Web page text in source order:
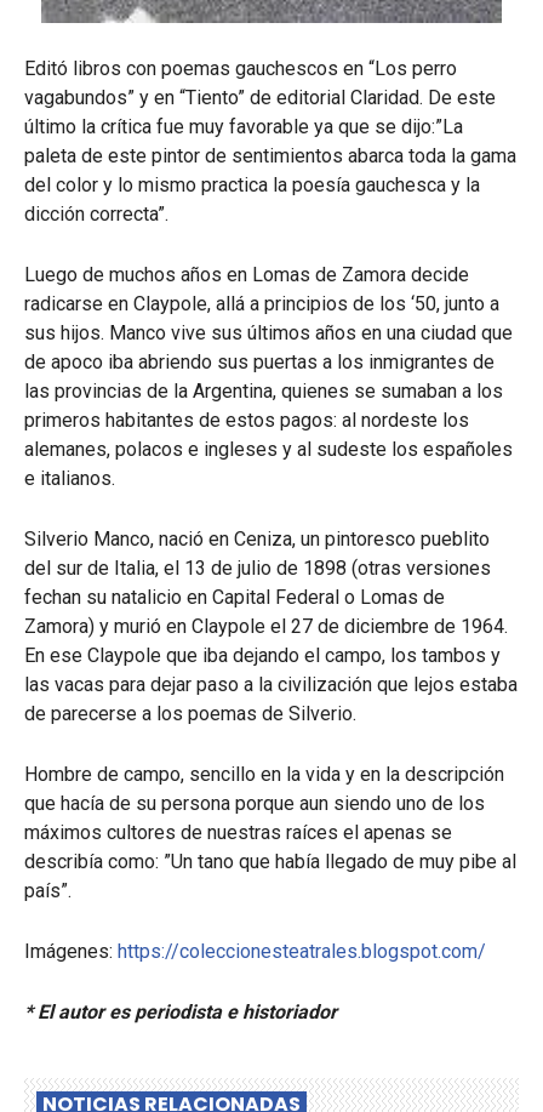
Editó libros con poemas gauchescos en “Los perro
vagabundos” y en “Tiento” de editorial Claridad. De este
último la crítica fue muy favorable ya que se dijo:”La
paleta de este pintor de sentimientos abarca toda la gama
del color y lo mismo practica la poesía gauchesca y la
dicción correcta”.
Luego de muchos años en Lomas de Zamora decide
radicarse en Claypole, allá a principios de los ‘50, junto a
sus hijos. Manco vive sus últimos años en una ciudad que
de apoco iba abriendo sus puertas a los inmigrantes de
las provincias de la Argentina, quienes se sumaban a los
primeros habitantes de estos pagos: al nordeste los
alemanes, polacos e ingleses y al sudeste los españoles
e italianos.
Silverio Manco, nació en Ceniza, un pintoresco pueblito
del sur de Italia, el 13 de julio de 1898 (otras versiones
fechan su natalicio en Capital Federal o Lomas de
Zamora) y murió en Claypole el 27 de diciembre de 1964.
En ese Claypole que iba dejando el campo, los tambos y
las vacas para dejar paso a la civilización que lejos estaba
de parecerse a los poemas de Silverio.
Hombre de campo, sencillo en la vida y en la descripción
que hacía de su persona porque aun siendo uno de los
máximos cultores de nuestras raíces el apenas se
describía como: ”Un tano que había llegado de muy pibe al
país”.
Imágenes: https://coleccionesteatrales.blogspot.com/
* El autor es periodista e historiador
NOTICIAS RELACIONADAS